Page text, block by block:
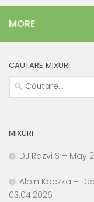
MORE
CAUTARE MIXURI
Caută
după:
MIXURI
DJ Razvi S – May
Albin Kaczka –
03.04.2026